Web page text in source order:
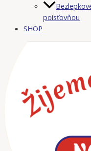
poisťovňou
SHOP